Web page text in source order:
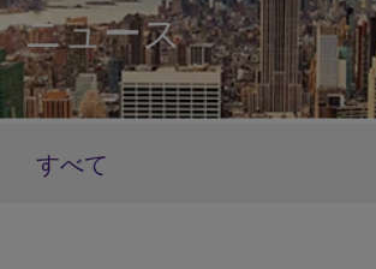
ニュース
すべて